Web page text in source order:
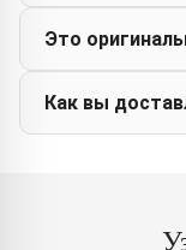
Это
Как вы